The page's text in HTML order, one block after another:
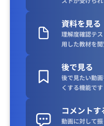
資料を見る
理解度確認テ
用した教材を
後で見る
後で見たい動
くする機能です
コメントす
動画に対して